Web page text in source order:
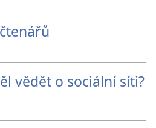
vědět o sociální síti?